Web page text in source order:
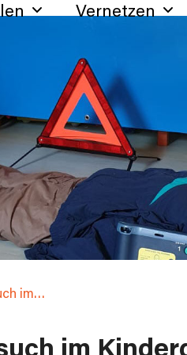
Vernetzen
im…
im